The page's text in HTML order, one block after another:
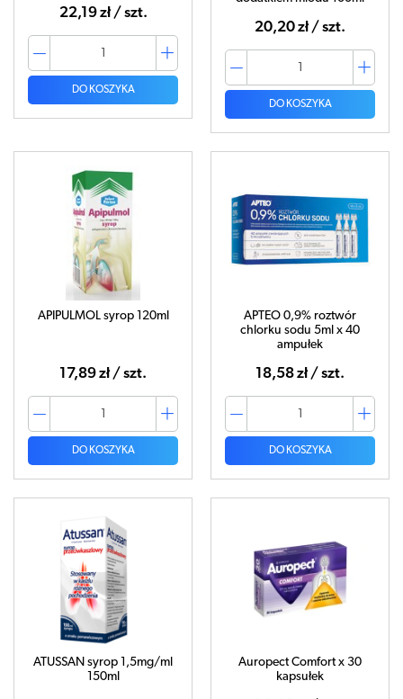
22,19 zł / szt.
DO KOSZYKA
20,20 zł / szt.
DO KOSZYKA
APIPULMOL syrop 120ml
17,89 zł / szt.
DO KOSZYKA
APTEO 0,9% roztwór
chlorku sodu 5ml x 40
ampułek
18,58 zł / szt.
DO KOSZYKA
ATUSSAN syrop 1,5mg/ml
150ml
Auropect Comfort x 30
kapsułek